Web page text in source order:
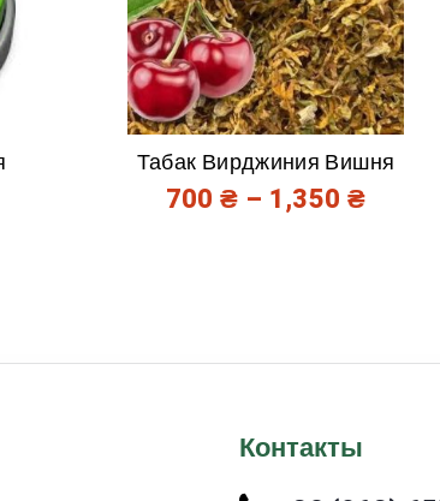
Табак Вирджиния Вишня
700₴ – 1,350 ₴
Контакты